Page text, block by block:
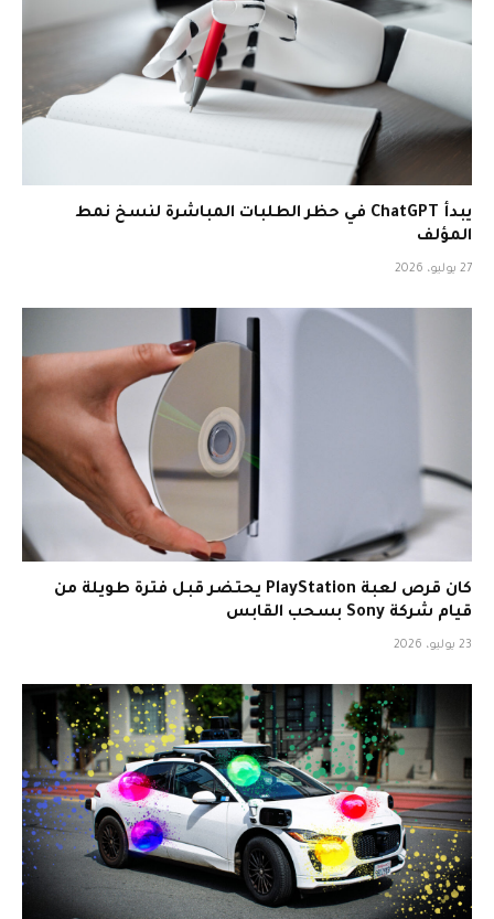
يبدأ ChatGPT في حظر الطلبات المباشرة لنسخ نمط
المؤلف
27 يوليو، 2026
كان قرص لعبة PlayStation يحتضر قبل فترة طويلة من
قيام شركة Sony بسحب القابس
23 يوليو، 2026